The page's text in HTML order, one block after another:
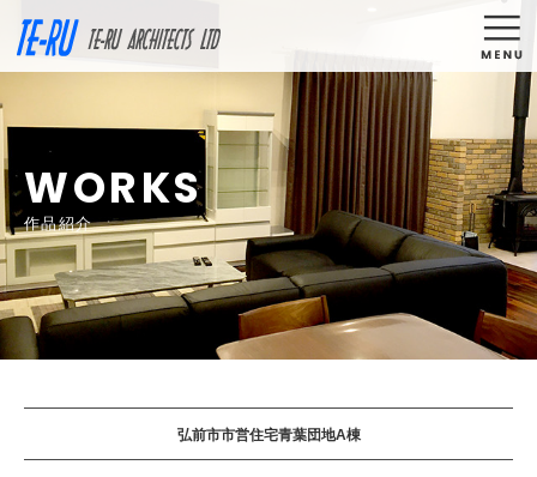
TE-RU
COMPANY
私たちについて
WORKS
作品紹介
GALLERY
CG作品集
FLOW
設計の流れ
STAFF
スタッフ紹介
QUESTION
よくある質問
採用情報 お問い合わせ
WORKS
作品紹介
弘前市市営住宅青葉団地A棟